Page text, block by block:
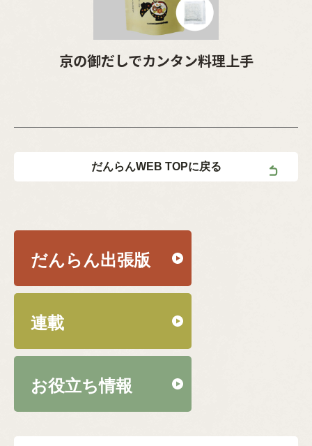
京の御だしでカンタン料理上手
だんらんWEB TOPに戻る
だんらん出張版
連載
お役立ち情報